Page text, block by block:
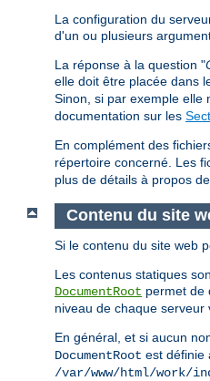
La configuration du
d'un ou plusieurs
La réponse à la question "
elle doit être placée dans
Sinon, si par exemple elle
documentation sur les
En complément des
répertoire concerné. Les
plus de détails à propos
Contenu du site
Si le contenu du site web
Les contenus statiques
DocumentRoot permet de
niveau de chaque
En général, et si aucun
DocumentRoot est définie
/var/www/html/work/